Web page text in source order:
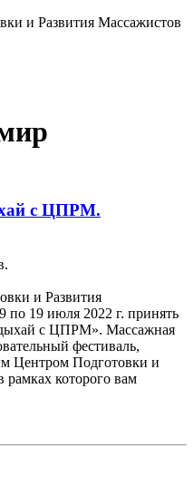
и Развития Массажистов
с ЦПРМ.
и Развития
по 19 июля 2022 г. принять
с ЦПРМ». Массажная
фестиваль,
Центром Подготовки и
которого вам